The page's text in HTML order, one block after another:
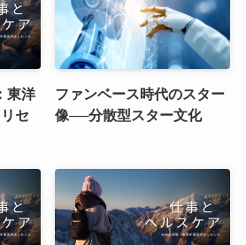
東洋
セ
ファンベース時代のスター
像──分散型スター文化